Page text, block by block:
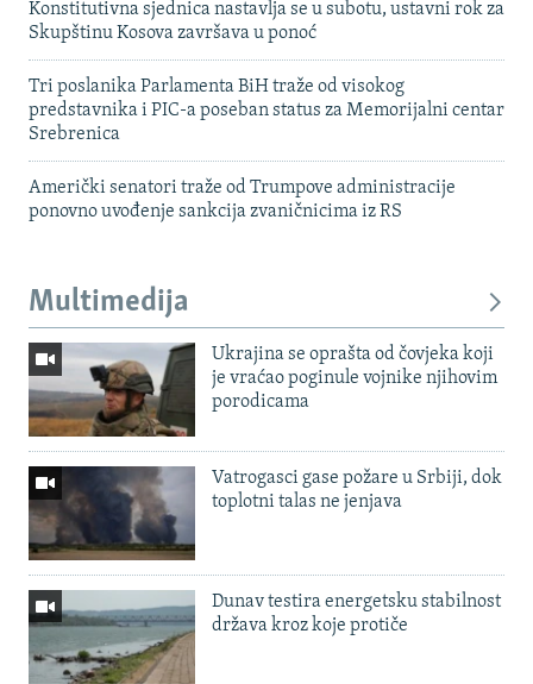
Konstitutivna sjednica nastavlja se u subotu, ustavni rok za
Skupštinu Kosova završava u ponoć
Tri poslanika Parlamenta BiH traže od visokog
predstavnika i PIC-a poseban status za Memorijalni centar
Srebrenica
Američki senatori traže od Trumpove administracije
ponovno uvođenje sankcija zvaničnicima iz RS
Multimedija
Ukrajina se oprašta od čovjeka koji
je vraćao poginule vojnike njihovim
porodicama
Vatrogasci gase požare u Srbiji, dok
toplotni talas ne jenjava
Dunav testira energetsku stabilnost
država kroz koje protiče